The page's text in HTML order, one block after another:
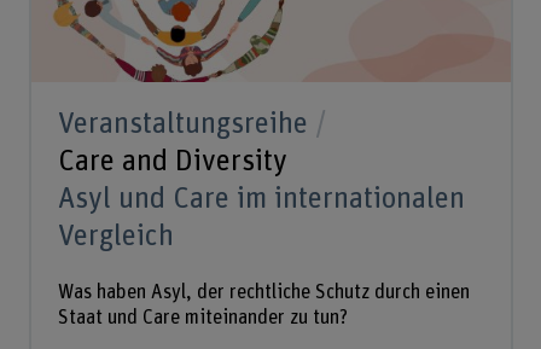
Veranstaltungsreihe
Care and Diversity
Asyl und Care im internationalen
Vergleich
Was haben Asyl, der rechtliche Schutz durch einen
Staat und Care miteinander zu tun?